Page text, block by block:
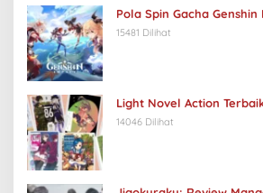
Pola Spin Gacha
15481 Dilihat
Light Novel Action
14046 Dilihat